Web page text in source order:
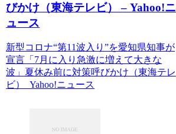
びかけ（東海テレビ） – Yahoo!ニ
ュース
新型コロナ“第11波入り”を愛知県知事が
宣言「7月に入り急激に増えて大きな
波」夏休み前に対策呼びかけ（東海テレ
ビ） Yahoo!ニュース